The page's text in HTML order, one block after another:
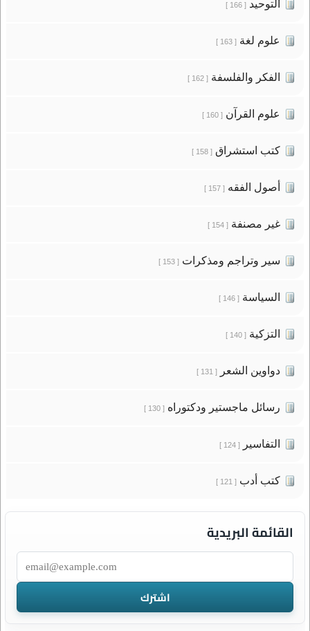
التوحيد[ 166 ]
علوم لغة[ 163 ]
الفكر والفلسفة[ 162 ]
علوم القرآن[ 160 ]
كتب استشراق[ 158 ]
أصول الفقه[ 157 ]
غير مصنفة[ 154 ]
سير وتراجم ومذكرات[ 153 ]
السياسة[ 146 ]
التزكية[ 140 ]
دواوين الشعر[ 131 ]
رسائل ماجستير ودكتوراه[ 130 ]
التفاسير[ 124 ]
كتب أدب[ 121 ]
القائمة البريدية